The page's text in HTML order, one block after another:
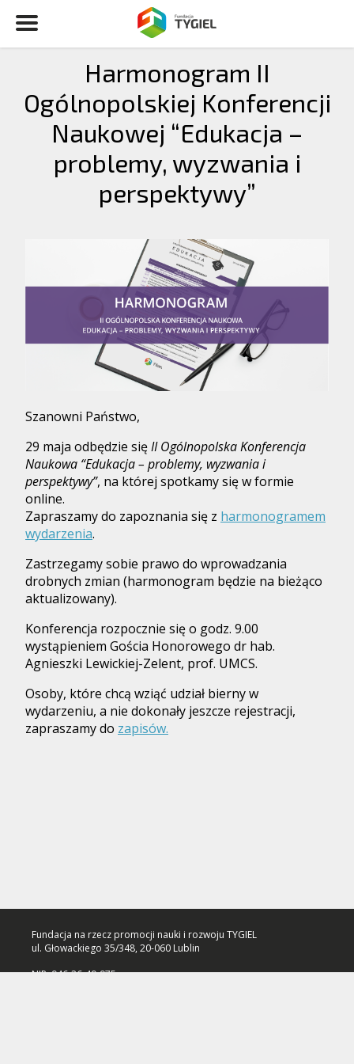
Harmonogram II
Ogólnopolskiej Konferencji
Naukowej “Edukacja –
problemy, wyzwania i
perspektywy”
Szanowni Państwo,
29 maja odbędzie sięII Ogólnopolska Konferencja
Naukowa “Edukacja – problemy, wyzwania i
perspektywy”, na której spotkamy się w formie
online.
Zapraszamy do zapoznania się z harmonogramem
wydarzenia.
Zastrzegamy sobie prawo do wprowadzania
drobnych zmian (harmonogram będzie na bieżąco
aktualizowany).
Konferencja rozpocznie się o godz. 9.00
wystąpieniem Gościa Honorowego dr hab.
Agnieszki Lewickiej-Zelent, prof. UMCS.
Osoby, które chcą wziąć udział bierny w
wydarzeniu, a nie dokonały jeszcze rejestracji,
zapraszamy do zapisów.
Fundacja na rzecz promocji nauki i rozwoju TYGIEL
ul. Głowackiego 35/348, 20-060 Lublin
NIP: 946-26-49-975